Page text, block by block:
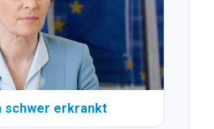
schwer erkrankt